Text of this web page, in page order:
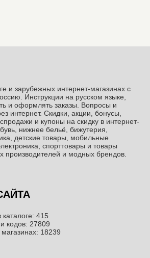
и зарубежных интернет-магазинах c
Инструкции на русском языке,
и оформлять заказы. Вопросы и
интернет. Скидки, акции, бонусы,
и купоны на скидку в интернет-
нижнее бельё, бижутерия,
детские товары, мобильные
спорттовары и товары
производителей и модных брендов.
415
кодов: 27809
18239